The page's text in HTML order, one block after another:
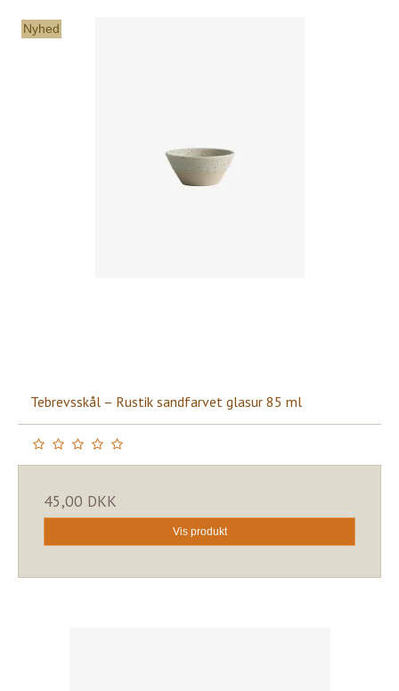
Nyhed
Tebrevsskål – Rustik sandfarvet glasur 85 ml
45,00 DKK
Vis produkt